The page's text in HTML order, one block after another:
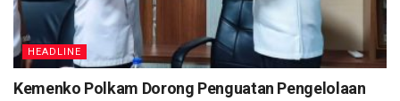
HEADLINE
Kemenko Polkam Dorong Penguatan Pengelolaan